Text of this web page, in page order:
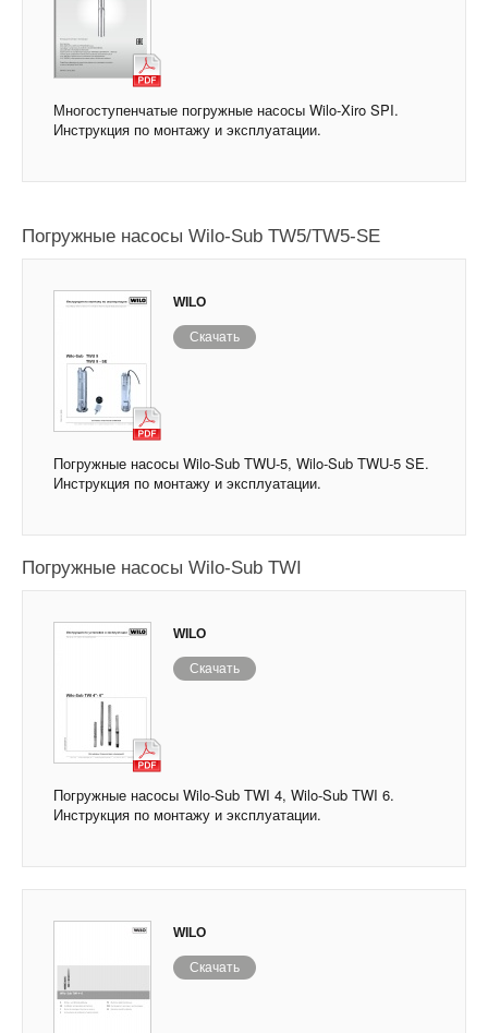
Многоступенчатые погружные насосы Wilo-Xiro SPI.
Инструкция по монтажу и эксплуатации.
Погружные насосы Wilo-Sub TW5/TW5-SE
WILO
Скачать
Погружные насосы Wilo-Sub TWU-5, Wilo-Sub TWU-5 SE.
Инструкция по монтажу и эксплуатации.
Погружные насосы Wilo-Sub TWI
WILO
Скачать
Погружные насосы Wilo-Sub TWI 4, Wilo-Sub TWI 6.
Инструкция по монтажу и эксплуатации.
WILO
Скачать